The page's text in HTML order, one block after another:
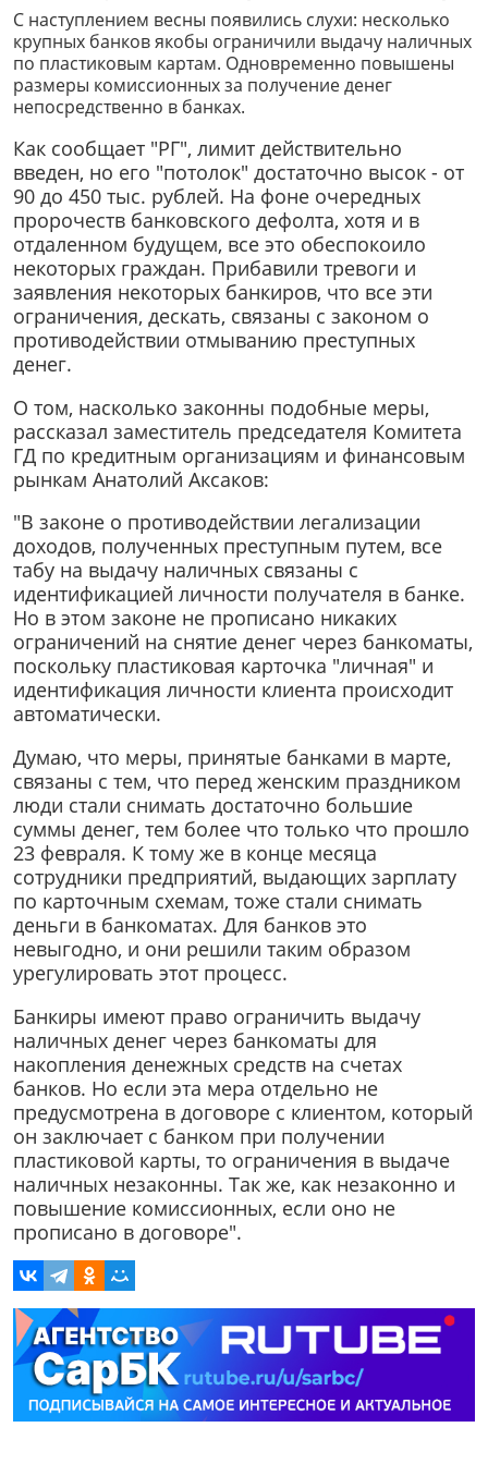
С наступлением весны появились слухи: несколько
крупных банков якобы ограничили выдачу наличных
по пластиковым картам. Одновременно повышены
размеры комиссионных за получение денег
непосредственно в банках.
Как сообщает "РГ", лимит действительно
введен, но его "потолок" достаточно высок - от
90 до 450 тыс. рублей. На фоне очередных
пророчеств банковского дефолта, хотя и в
отдаленном будущем, все это обеспокоило
некоторых граждан. Прибавили тревоги и
заявления некоторых банкиров, что все эти
ограничения, дескать, связаны с законом о
противодействии отмыванию преступных
денег.
О том, насколько законны подобные меры,
рассказал заместитель председателя Комитета
ГД по кредитным организациям и финансовым
рынкам Анатолий Аксаков:
"В законе о противодействии легализации
доходов, полученных преступным путем, все
табу на выдачу наличных связаны с
идентификацией личности получателя в банке.
Но в этом законе не прописано никаких
ограничений на снятие денег через банкоматы,
поскольку пластиковая карточка "личная" и
идентификация личности клиента происходит
автоматически.
Думаю, что меры, принятые банками в марте,
связаны с тем, что перед женским праздником
люди стали снимать достаточно большие
суммы денег, тем более что только что прошло
23 февраля. К тому же в конце месяца
сотрудники предприятий, выдающих зарплату
по карточным схемам, тоже стали снимать
деньги в банкоматах. Для банков это
невыгодно, и они решили таким образом
урегулировать этот процесс.
Банкиры имеют право ограничить выдачу
наличных денег через банкоматы для
накопления денежных средств на счетах
банков. Но если эта мера отдельно не
предусмотрена в договоре с клиентом, который
он заключает с банком при получении
пластиковой карты, то ограничения в выдаче
наличных незаконны. Так же, как незаконно и
повышение комиссионных, если оно не
прописано в договоре".